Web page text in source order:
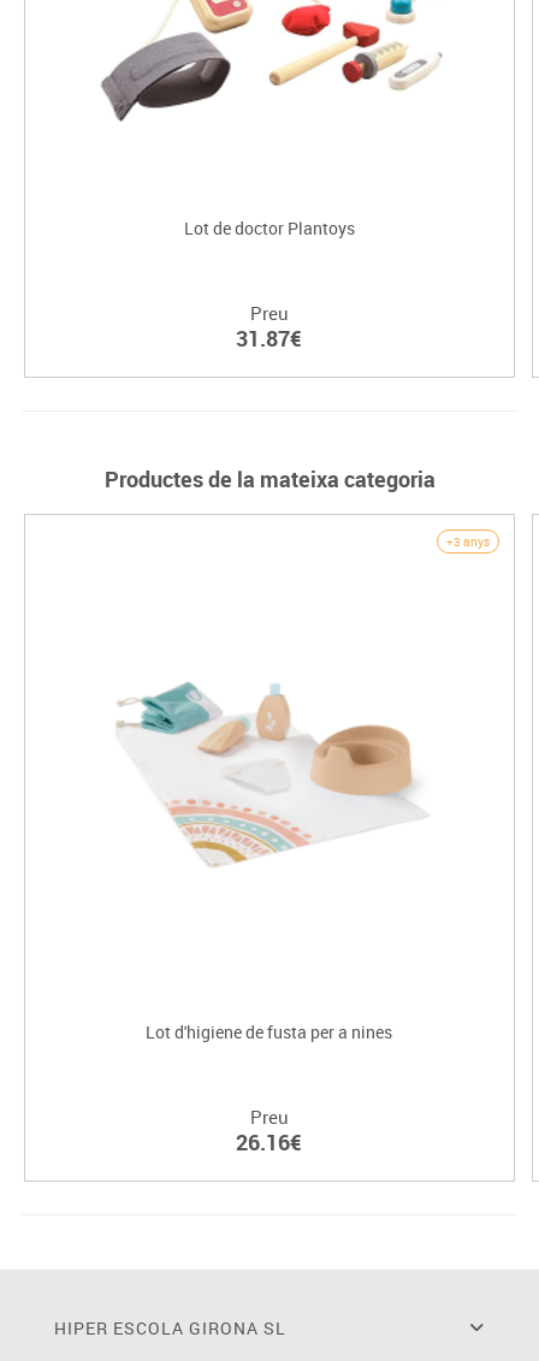
Lot de doctor Plantoys
Preu
31.87€
Productes de la mateixa categoria
+3 anys
Lot d'higiene de fusta per a nines
Preu
26.16€
HIPER ESCOLA GIRONA SL